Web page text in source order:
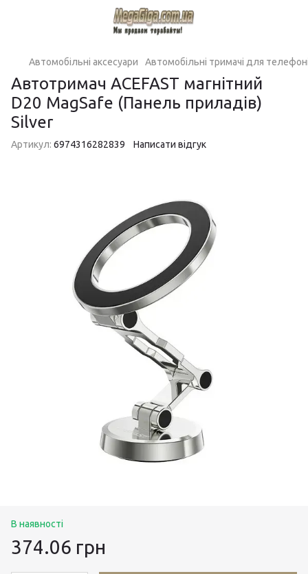
Автомобільні аксесуари Автомобільні тримачі для
Автотримач ACEFAST магнітний
D20 MagSafe (Панель приладів)
Silver
Артикул: 6974316282839 Написати відгук
В наявності
374.06 грн